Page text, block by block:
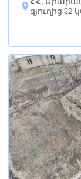
գյուղից 32